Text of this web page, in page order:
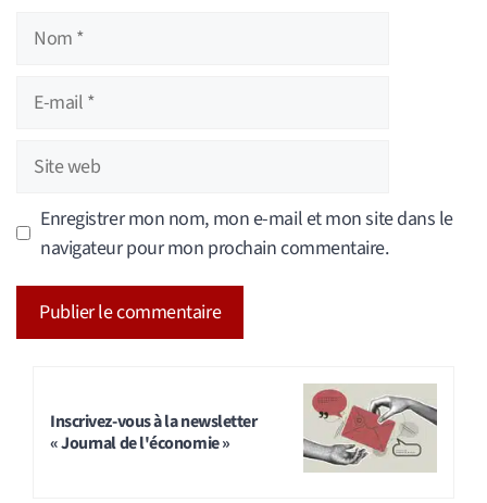
Nom
Site
web
Enregistrer mon nom, mon e-mail et mon site dans le
navigateur pour mon prochain commentaire.
Inscrivez-vous à la newsletter
« Journal de l'économie »